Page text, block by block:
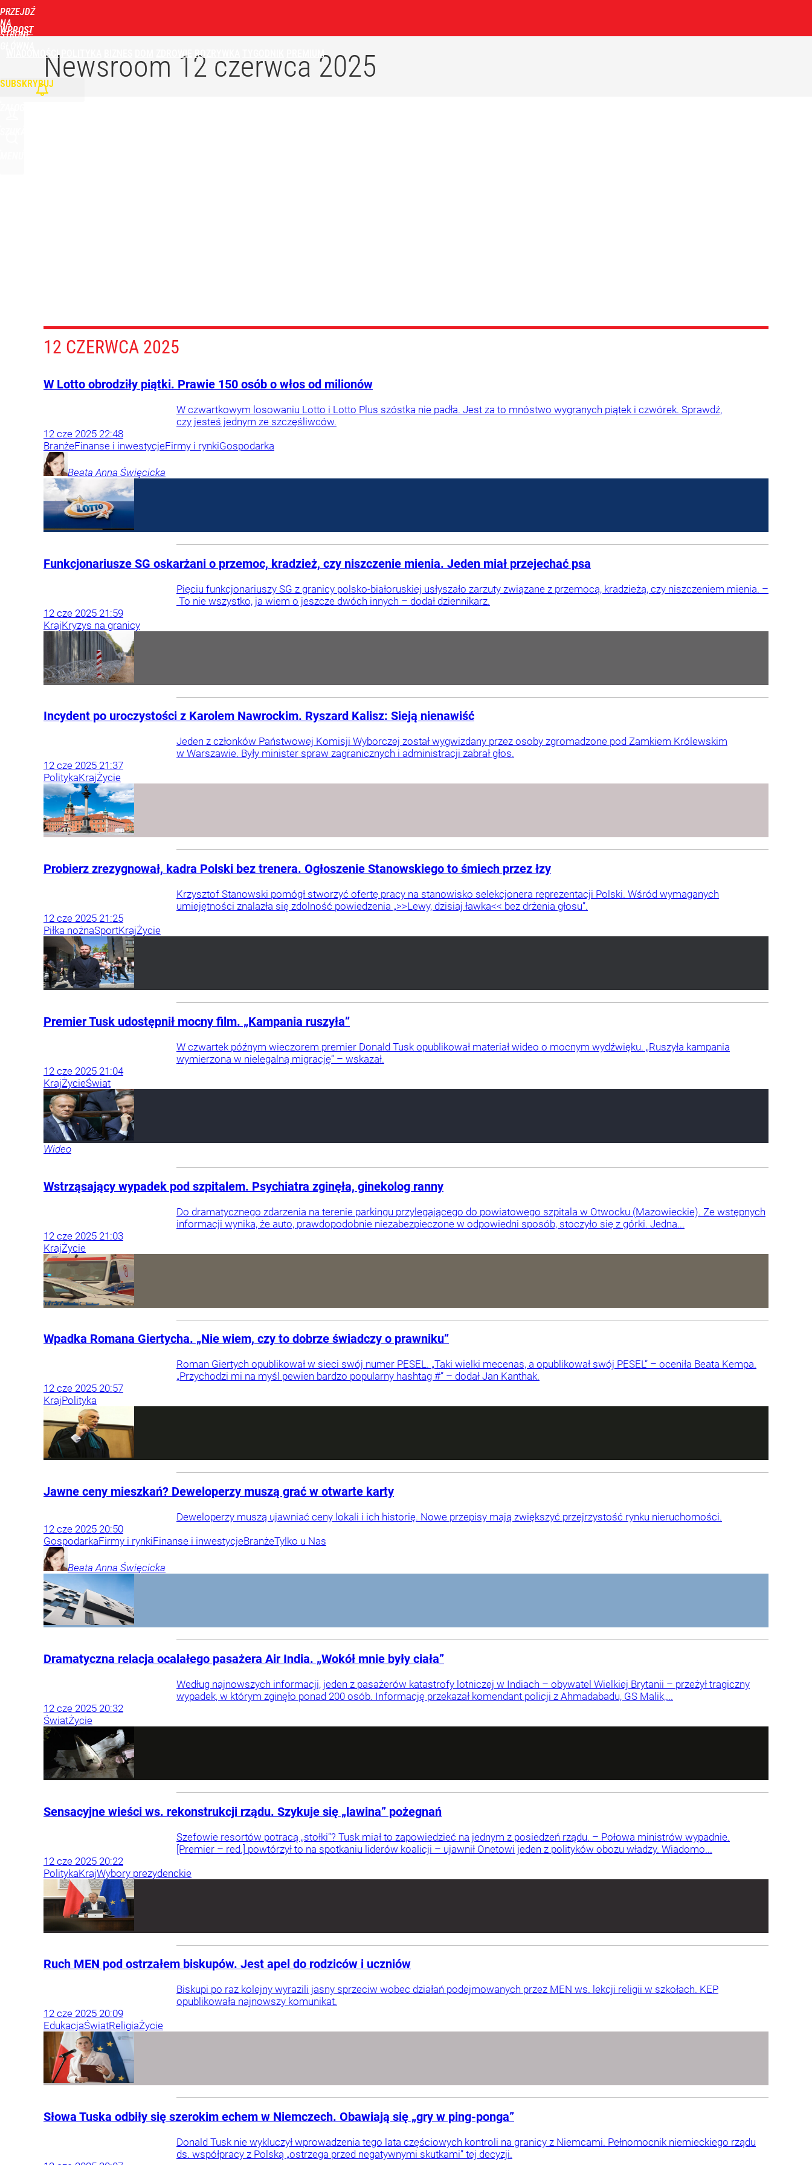
PRZEJDŹ
NA
STRONĘ
WPROST
WIADOMOŚCI ZDROWIE ROZRYWKA PREMIUM
SUBSKRYBUJNewsroom 12 czerwca 2025
12 CZERWCA 2025
W Lotto obrodziły piątki. Prawie 150 osób o włos od milionów
W czwartkowym losowaniu Lotto i Lotto Plus szóstka nie padła. Jest za to mnóstwo wygranych piątek i czwórek. Sprawdź,
czy jesteś jednym ze szczęśliwców.
12 cze 2025 22:48
BranżeFinanse i inwestycjeFirmy i rynkiGospodarka
Beata Anna Święcicka
Funkcjonariusze SG oskarżani o przemoc, kradzież, czy niszczenie mienia. Jeden miał przejechać psa
Pięciu funkcjonariuszy SG z granicy polsko-białoruskiej usłyszało zarzuty związane z przemocą, kradzieżą, czy niszczeniem mienia. –
To nie wszystko, ja wiem o jeszcze dwóch innych – dodał dziennikarz.
12 cze 2025 21:59
KrajKryzys na granicy
Incydent po uroczystości z Karolem Nawrockim. Ryszard Kalisz: Sieją nienawiść
Jeden z członków Państwowej Komisji Wyborczej został wygwizdany przez osoby zgromadzone pod Zamkiem Królewskim
w Warszawie. Były minister spraw zagranicznych i administracji zabrał głos.
12 cze 2025 21:37
PolitykaKrajŻycie
Probierz zrezygnował, kadra Polski bez trenera. Ogłoszenie Stanowskiego to śmiech przez łzy
Krzysztof Stanowski pomógł stworzyć ofertę pracy na stanowisko selekcjonera reprezentacji Polski. Wśród wymaganych
umiejętności znalazła się zdolność powiedzenia „>>Lewy, dzisiaj ławka<< bez drżenia głosu”.
12 cze 2025 21:25
Piłka nożnaSportKrajŻycie
Premier Tusk udostępnił mocny film. „Kampania ruszyła”
W czwartek późnym wieczorem premier Donald Tusk opublikował materiał wideo o mocnym wydźwięku. „Ruszyła kampania
wymierzona w nielegalną migrację” – wskazał.
12 cze 2025 21:04
KrajŻycieŚwiat
Wideo
Wstrząsający wypadek pod szpitalem. Psychiatra zginęła, ginekolog ranny
Do dramatycznego zdarzenia na terenie parkingu przylegającego do powiatowego szpitala w Otwocku (Mazowieckie). Ze wstępnych
informacji wynika, że auto, prawdopodobnie niezabezpieczone w odpowiedni sposób, stoczyło się z górki. Jedna...
12 cze 2025 21:03
KrajŻycie
Wpadka Romana Giertycha. „Nie wiem, czy to dobrze świadczy o prawniku”
Roman Giertych opublikował w sieci swój numer PESEL. „Taki wielki mecenas, a opublikował swój PESEL” – oceniła Beata Kempa.
„Przychodzi mi na myśl pewien bardzo popularny hashtag #” – dodał Jan Kanthak.
12 cze 2025 20:57
KrajPolityka
Jawne ceny mieszkań? Deweloperzy muszą grać w otwarte karty
Deweloperzy muszą ujawniać ceny lokali i ich historię. Nowe przepisy mają zwiększyć przejrzystość rynku nieruchomości.
12 cze 2025 20:50
GospodarkaFirmy i rynkiFinanse i inwestycjeBranżeTylko u Nas
Beata Anna Święcicka
Dramatyczna relacja ocalałego pasażera Air India. „Wokół mnie były ciała”
Według najnowszych informacji, jeden z pasażerów katastrofy lotniczej w Indiach – obywatel Wielkiej Brytanii – przeżył tragiczny
wypadek, w którym zginęło ponad 200 osób. Informację przekazał komendant policji z Ahmadabadu, GS Malik,...
12 cze 2025 20:32
ŚwiatŻycie
Sensacyjne wieści ws. rekonstrukcji rządu. Szykuje się „lawina” pożegnań
Szefowie resortów potracą „stołki”? Tusk miał to zapowiedzieć na jednym z posiedzeń rządu. – Połowa ministrów wypadnie.
[Premier – red.] powtórzył to na spotkaniu liderów koalicji – ujawnił Onetowi jeden z polityków obozu władzy. Wiadomo...
12 cze 2025 20:22
PolitykaKrajWybory prezydenckie
Ruch MEN pod ostrzałem biskupów. Jest apel do rodziców i uczniów
Biskupi po raz kolejny wyrazili jasny sprzeciw wobec działań podejmowanych przez MEN ws. lekcji religii w szkołach. KEP
opublikowała najnowszy komunikat.
12 cze 2025 20:09
EdukacjaŚwiatReligiaŻycie
Słowa Tuska odbiły się szerokim echem w Niemczech. Obawiają się „gry w ping-ponga”
Donald Tusk nie wykluczył wprowadzenia tego lata częściowych kontroli na granicy z Niemcami. Pełnomocnik niemieckiego rządu
ds. współpracy z Polską „ostrzega przed negatywnymi skutkami” tej decyzji.